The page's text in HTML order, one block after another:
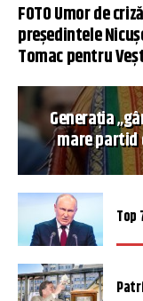
FOTO Umor de
președintele
Tomac pentru
Generația
mare partid
Top